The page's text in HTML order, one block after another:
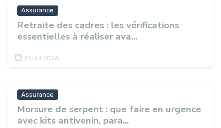
Assurance
Retraite des cadres : les vérifications
essentielles à réaliser ava...
31 Jul 2026
Assurance
Morsure de serpent : que faire en urgence
avec kits antivenin, para...